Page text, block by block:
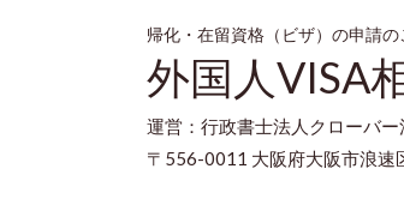
帰化・在留資格（ビザ）の申請の
外国人VISA
運営：行政書士法人クローバ
〒556-0011 大阪府大阪市浪